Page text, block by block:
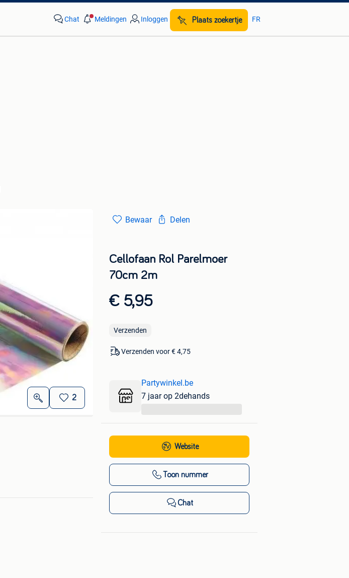
Chat Meldingen Inloggen Plaats zoekertje FR
2
Bewaar Delen
Cellofaan Rol Parelmoer
70cm 2m
€ 5,95
Verzenden
Verzenden voor € 4,75
Partywinkel.be
7 jaar op 2dehands
Website
Toon nummer
Chat